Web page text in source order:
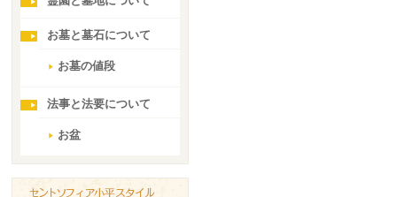
お墓と墓石について
お墓の値段
法事と法要について
お盆